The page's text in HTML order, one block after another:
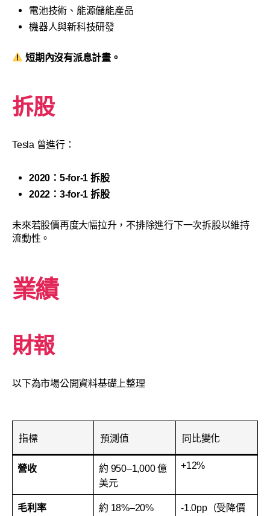
電池技術、能源儲能產品
機器人與新科技研發
短期內沒有派息計畫。
拆股
Tesla 曾進行：
2020：5-for-1 拆股
2022：3-for-1 拆股
未來若股價再度大幅拉升，不排除進行下一次拆股以維持
流動性。
業績
財報
以下為市場公開資料基礎上整理
指標 預測值 同比變化
營收
約 950–1,000 億
美元
+12%
毛利率 約 18%–20%
-1.0pp（受降價